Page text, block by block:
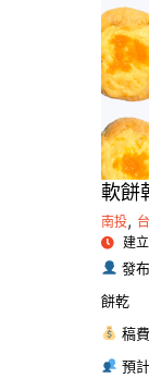
軟餅
章/
限，
南投,
建
發
餅乾
稿
預